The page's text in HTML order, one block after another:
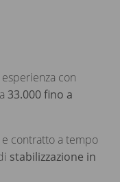
con
33.000 fino a
contratto a tempo
stabilizzazione in